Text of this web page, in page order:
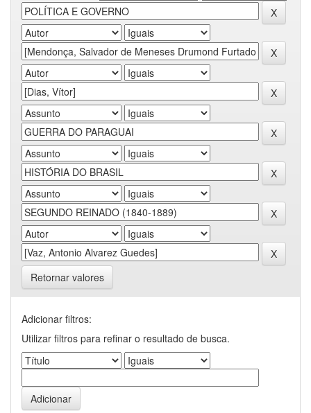
Retornar valores
Adicionar filtros:
Utilizar filtros para refinar o resultado de busca.